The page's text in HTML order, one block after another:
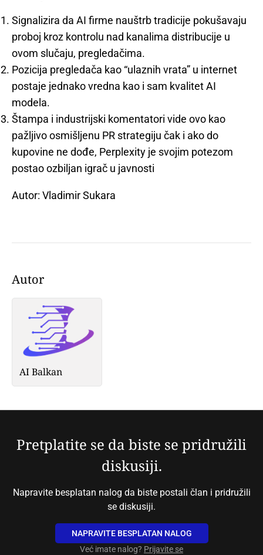
Signalizira da AI firme nauštrb tradicije pokušavaju
proboj kroz kontrolu nad kanalima distribucije u
ovom slučaju, pregledačima.
Pozicija pregledača kao “ulaznih vrata” u internet
postaje jednako vredna kao i sam kvalitet AI
modela.
Štampa i industrijski komentatori vide ovo kao
pažljivo osmišljenu PR strategiju čak i ako do
kupovine ne dođe, Perplexity je svojim potezom
postao ozbiljan igrač u javnosti
Autor: Vladimir Sukara
Autor
AI Balkan
Pretplatite se da biste se pridružili
diskusiji.
Napravite besplatan nalog da biste postali član i pridružili
se diskusiji.
NAPRAVITE BESPLATAN NALOG
Već imate nalog? Prijavite se